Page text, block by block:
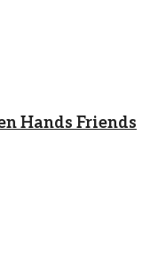
Hands Friends